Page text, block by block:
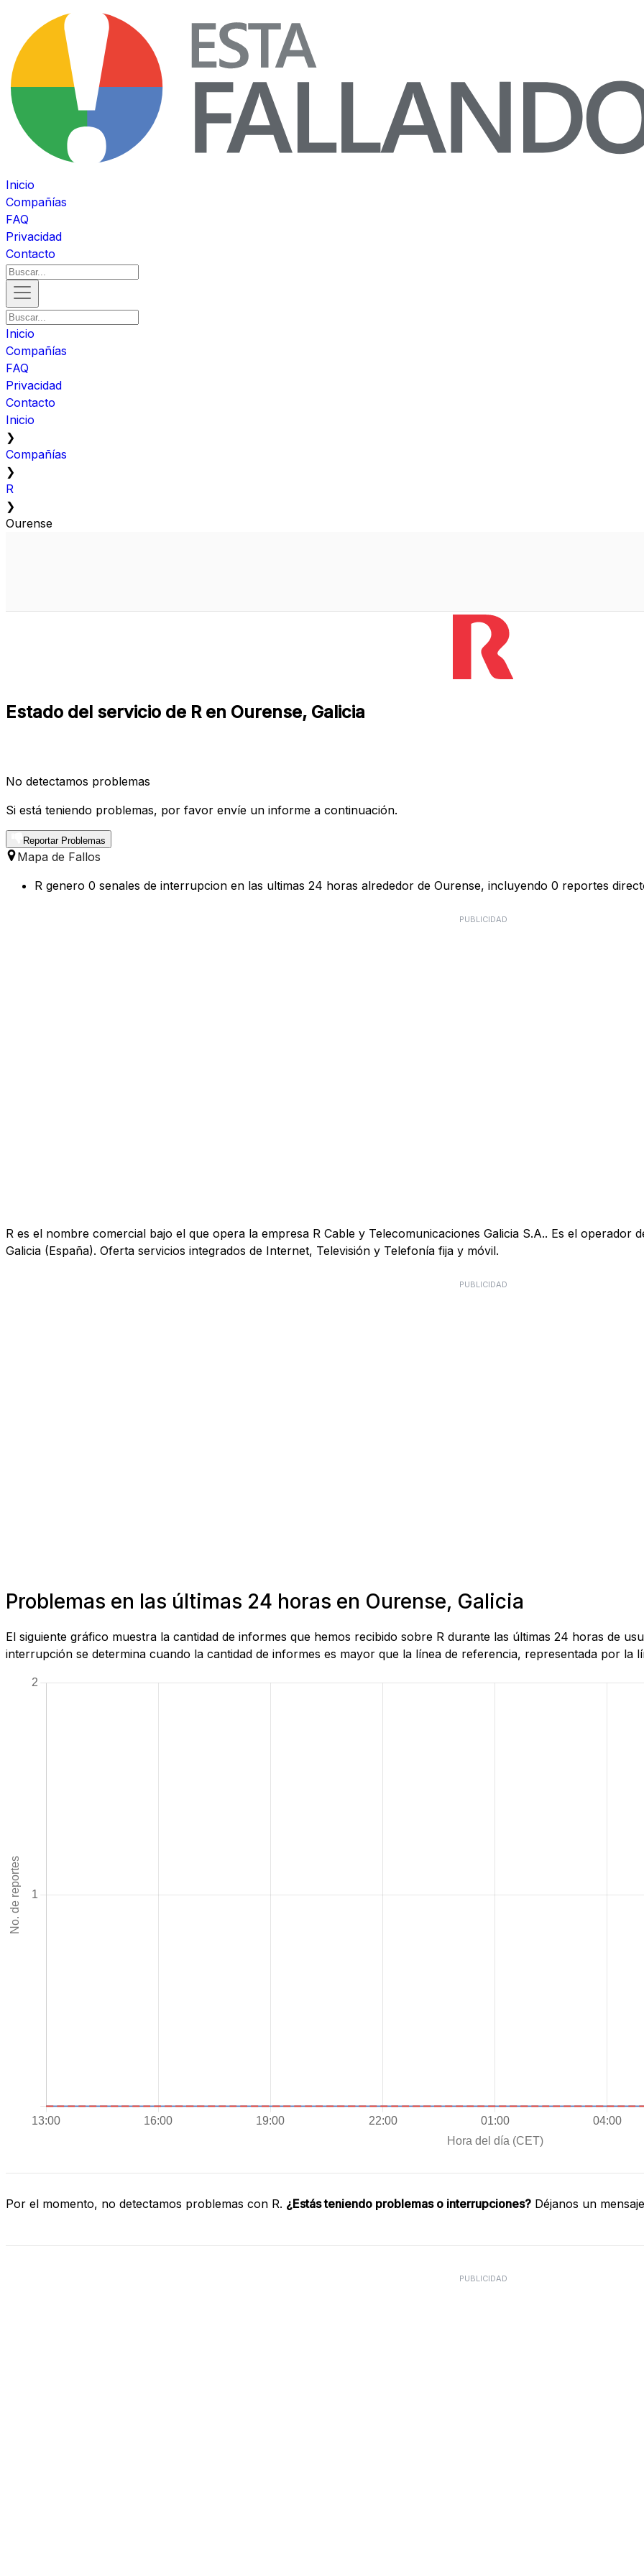
Inicio
Compañías
FAQ
Privacidad
Contacto
Inicio
Compañías
FAQ
Privacidad
Contacto
Inicio
❯
Compañías
❯
R
❯
Ourense
Estado del servicio de R en Ourense, Galicia
No detectamos problemas
Si está teniendo problemas, por favor envíe un informe a continuación.
Reportar Problemas
Mapa de Fallos
R genero 0 senales de interrupcion en las ultimas 24 horas alrededor de Ourense, incluyendo 0 reportes
PUBLICIDAD
R es el nombre comercial bajo el que opera la empresa R Cable y Telecomunicaciones Galicia S.A.. Es el
Galicia (España). Oferta servicios integrados de Internet, Televisión y Telefonía fija y móvil.
PUBLICIDAD
Problemas en las últimas 24 horas en Ourense, Galicia
El siguiente gráfico muestra la cantidad de informes que hemos recibido sobre R durante las últimas 24 horas de
interrupción se determina cuando la cantidad de informes es mayor que la línea de referencia, representada por la
Por el momento, no detectamos problemas con R. ¿Estás teniendo problemas o interrupciones? Déjanos un
PUBLICIDAD